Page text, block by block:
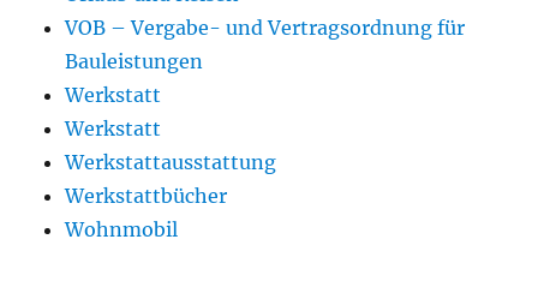
VOB – Vergabe- und Vertragsordnung für
Bauleistungen
Werkstatt
Werkstatt
Werkstattausstattung
Werkstattbücher
Wohnmobil